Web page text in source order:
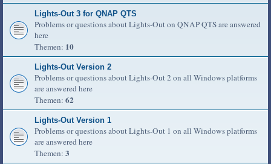
Lights-Out 3 for QNAP QTS
Problems or questions about Lights-Out on QNAP QTS are answered
here
Themen: 10
Lights-Out Version 2
Problems or questions about Lights-Out 2 on all Windows platforms
are answered here
Themen: 62
Lights-Out Version 1
Problems or questions about Lights-Out 1 on all Windows platforms
are answered here
Themen: 3